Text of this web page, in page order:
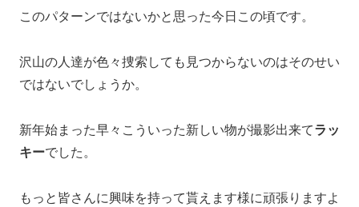
このパターンではないかと思った今日この頃です。
沢山の人達が色々捜索しても見つからないのはそのせい
ではないでしょうか。
新年始まった早々こういった新しい物が撮影出来てラッ
キーでした。
もっと皆さんに興味を持って貰えます様に頑張りますよ